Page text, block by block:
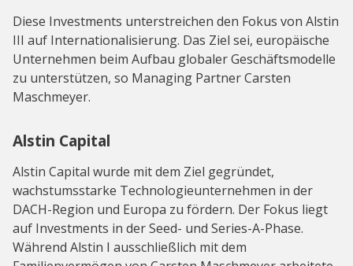
Diese Investments unterstreichen den Fokus von Alstin
III auf Internationalisierung. Das Ziel sei, europäische
Unternehmen beim Aufbau globaler Geschäftsmodelle
zu unterstützen, so Managing Partner Carsten
Maschmeyer.
Alstin Capital
Alstin Capital wurde mit dem Ziel gegründet,
wachstumsstarke Technologieunternehmen in der
DACH-Region und Europa zu fördern. Der Fokus liegt
auf Investments in der Seed- und Series-A-Phase.
Während Alstin I ausschließlich mit dem